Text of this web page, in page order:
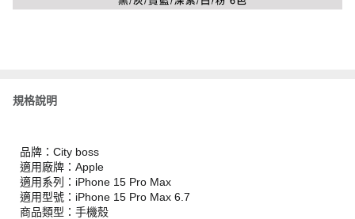
規格說明
品牌：City boss
適用廠牌：Apple
適用系列：iPhone 15 Pro Max
適用型號：iPhone 15 Pro Max 6.7
商品類型：手機殼